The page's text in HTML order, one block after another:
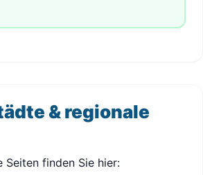
& regionale
Seiten finden Sie hier: